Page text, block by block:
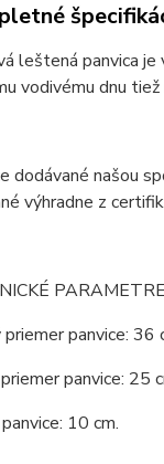
leštená panvica je
vodivému dnu
dodávané našou
výhradne z
PARAMETRE
priemer panvice: 36
panvice: 25
10 cm.